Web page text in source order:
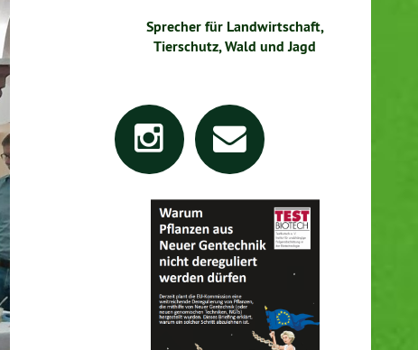
Sprecher für Landwirtschaft,
Tierschutz, Wald und Jagd